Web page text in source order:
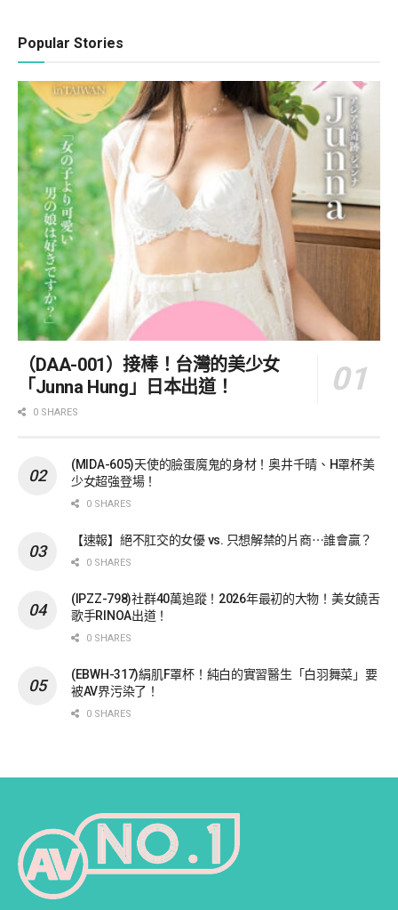
Popular Stories
（DAA-001）接棒！台灣的美少女
「Junna Hung」日本出道！
0 SHARES
(MIDA-605)天使的臉蛋魔鬼的身材！奥井千晴、H罩杯美
少女超強登場！
0 SHARES
【速報】絕不肛交的女優 vs. 只想解禁的片商⋯誰會贏？
0 SHARES
(IPZZ-798)社群40萬追蹤！2026年最初的大物！美女饒舌
歌手RINOA出道！
0 SHARES
(EBWH-317)絹肌F罩杯！純白的實習醫生「白羽舞菜」要
被AV界污染了！
0 SHARES